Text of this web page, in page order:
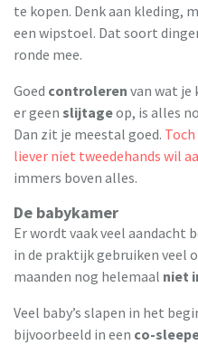
te kopen. Denk aan kleding,
een wipstoel. Dat soort
ronde mee.
Goed controleren van wat
er geen slijtageop, is alles
Dan zit je meestal goed.
liever niet tweedehands wil
immers boven alles.
De babykamer
Er wordt vaak veel aandacht
in de praktijk gebruiken veel
maanden nog helemaal niet
Veel baby’s slapen in het
bijvoorbeeld in een co-